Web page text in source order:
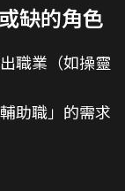
缺的角色
職業（如操靈
助職」的需求